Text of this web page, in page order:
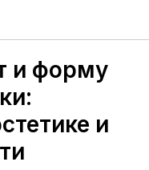
и форму
и